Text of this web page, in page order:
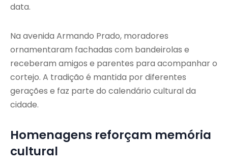
data.
Na avenida Armando Prado, moradores
ornamentaram fachadas com bandeirolas e
receberam amigos e parentes para acompanhar o
cortejo. A tradição é mantida por diferentes
gerações e faz parte do calendário cultural da
cidade.
Homenagens reforçam memória
cultural